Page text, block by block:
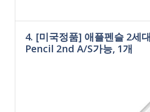
4. [미국정품] 애플펜슬 2세
Pencil 2nd A/S가능, 1개